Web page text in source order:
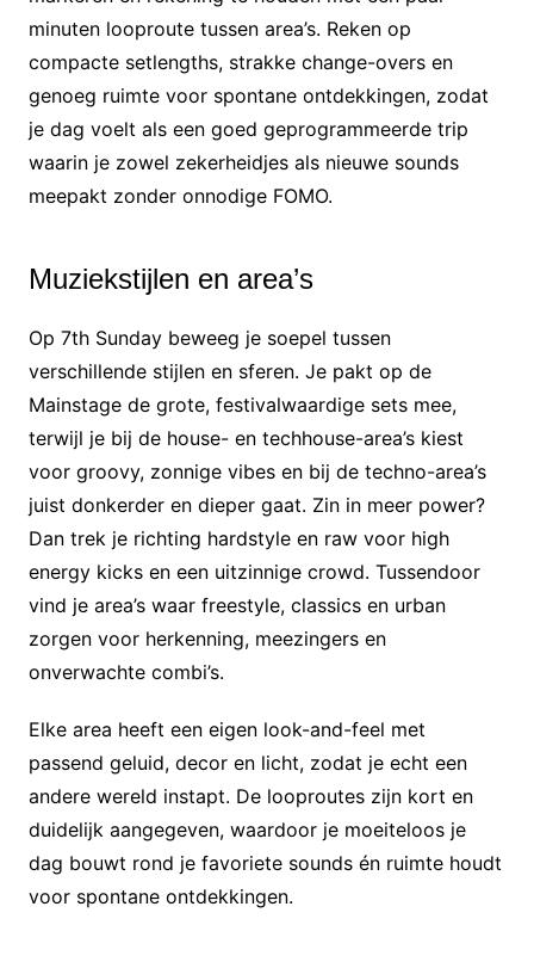
minuten looproute tussen area’s. Reken op
compacte setlengths, strakke change-overs en
genoeg ruimte voor spontane ontdekkingen, zodat
je dag voelt als een goed geprogrammeerde trip
waarin je zowel zekerheidjes als nieuwe sounds
meepakt zonder onnodige FOMO.
Muziekstijlen en area’s
Op 7th Sunday beweeg je soepel tussen
verschillende stijlen en sferen. Je pakt op de
Mainstage de grote, festivalwaardige sets mee,
terwijl je bij de house- en techhouse-area’s kiest
voor groovy, zonnige vibes en bij de techno-area’s
juist donkerder en dieper gaat. Zin in meer power?
Dan trek je richting hardstyle en raw voor high
energy kicks en een uitzinnige crowd. Tussendoor
vind je area’s waar freestyle, classics en urban
zorgen voor herkenning, meezingers en
onverwachte combi’s.
Elke area heeft een eigen look-and-feel met
passend geluid, decor en licht, zodat je echt een
andere wereld instapt. De looproutes zijn kort en
duidelijk aangegeven, waardoor je moeiteloos je
dag bouwt rond je favoriete sounds én ruimte houdt
voor spontane ontdekkingen.